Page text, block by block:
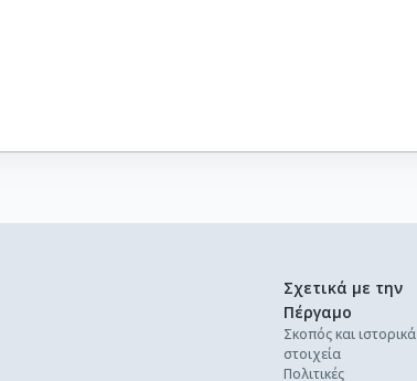
Σχετικά με την
Πέργαμο
Σκοπός και ιστορικά
στοιχεία
Πολιτικές